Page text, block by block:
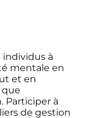
individus à
mentale en
et en
que
Participer à
de gestion